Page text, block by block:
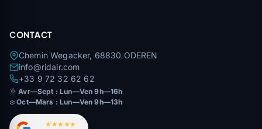
CONTACT
Chemin Wegacker, 68830 ODEREN
info@ridair.com
+33 9 72 32 62 62
🌞Avr—Sept : Lun—Ven 9h—16h
❄️Oct—Mars : Lun—Ven 9h—13h
★★★★★